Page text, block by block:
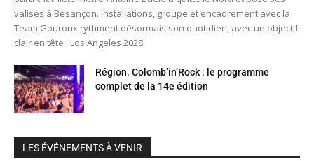
valises à Besançon. Installations, groupe et encadrement avec la
Team Gouroux rythment désormais son quotidien, avec un objectif
clair en tête : Los Angeles 2028.
Région. Colomb’in’Rock : le programme
complet de la 14e édition
LES ÉVÉNEMENTS À VENIR